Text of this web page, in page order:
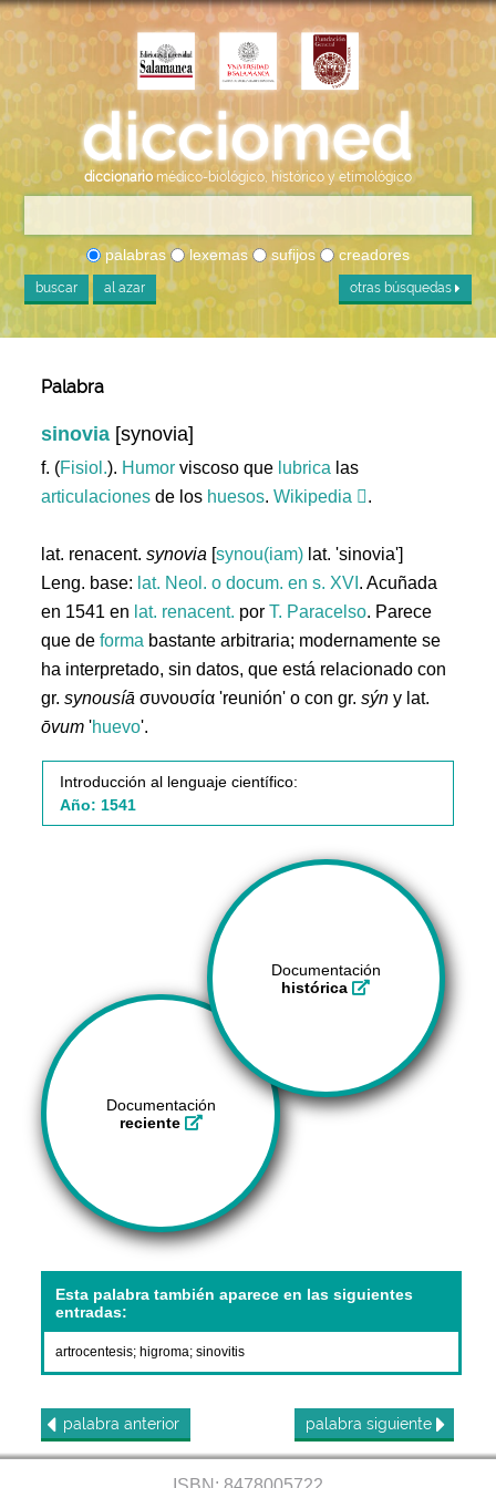
diccionario médico-biológico, histórico y etimológico
palabras lexemas sufijos creadores
buscar al azar otras búsquedas
Palabra
sinovia [synovia]
f. (Fisiol.). Humor viscoso que lubrica las
articulaciones de los huesos.Wikipedia .
lat. renacent.synovia [synou(iam) lat. 'sinovia']
Leng. base: lat. Neol. o docum. en s. XVI . Acuñada
en 1541 en lat. renacent. porT. Paracelso. Parece
que deforma bastante arbitraria; modernamente se
ha interpretado, sin datos, que está relacionado con
gr.synousíā συνουσία 'reunión' o con gr.sýn y lat.
ōvum 'huevo'.
Introducción al lenguaje científico:
Año: 1541
Documentación
histórica
Documentación
reciente
Esta palabra también aparece en las siguientes
entradas:
artrocentesis; higroma;sinovitis
palabra anterior palabra siguiente